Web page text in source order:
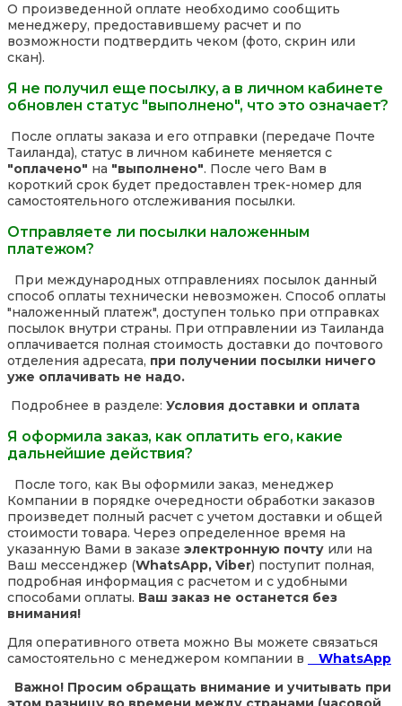
О произведенной оплате необходимо сообщить
менеджеру, предоставившему расчет и по
возможности подтвердить чеком (фото, скрин или
скан).
Я не получил еще посылку, а в личном кабинете
обновлен статус "выполнено", что это означает?
После оплаты заказа и его отправки (передаче Почте
Таиланда), статус в личном кабинете меняется с
"оплачено" на "выполнено". После чего Вам в
короткий срок будет предоставлен трек-номер для
самостоятельного отслеживания посылки.
Отправляете ли посылки наложенным
платежом?
При международных отправлениях посылок данный
способ оплаты технически невозможен. Способ оплаты
"наложенный платеж", доступен только при отправках
посылок внутри страны. При отправлении из Таиланда
оплачивается полная стоимость доставки до почтового
отделения адресата, при получении посылки ничего
уже оплачивать не надо.
Подробнее в разделе: Условия доставки и оплата
Я оформила заказ, как оплатить его, какие
дальнейшие действия?
После того, как Вы оформили заказ, менеджер
Компании в порядке очередности обработки заказов
произведет полный расчет с учетом доставки и общей
стоимости товара. Через определенное время на
указанную Вами в заказе электронную почту или на
Ваш мессенджер (WhatsApp, Viber) поступит полная,
подробная информация с расчетом и с удобными
способами оплаты. Ваш заказ не останется без
внимания!
Для оперативного ответа можно Вы можете связаться
самостоятельно с менеджером компании в
WhatsApp
Важно! Просим обращать внимание и учитывать при